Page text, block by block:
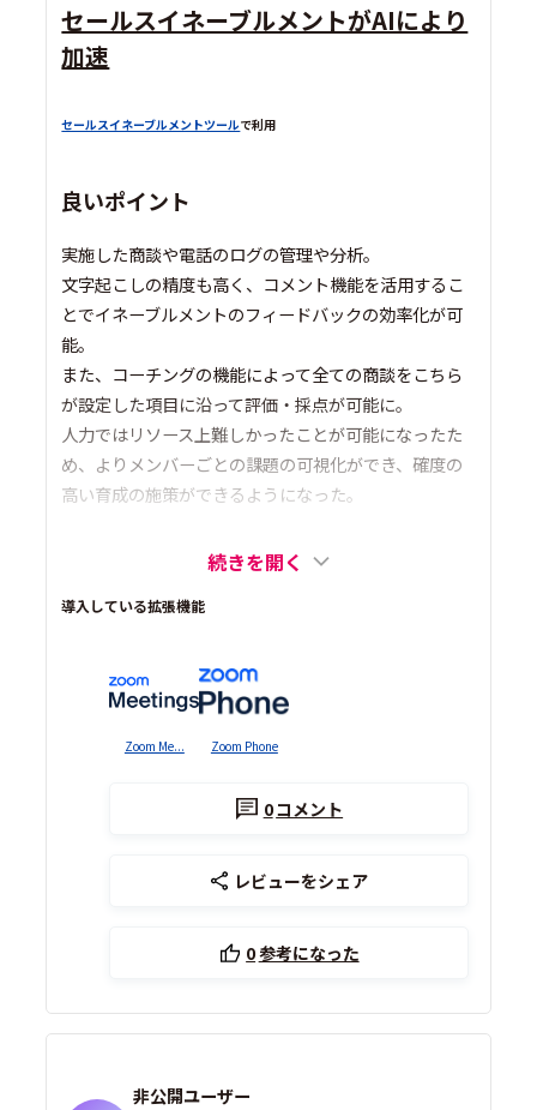
セールスイネーブルメントがAIにより
加速
セールスイネーブルメントツールで利用
良いポイント
実施した商談や電話のログの管理や分析。
文字起こしの精度も高く、コメント機能を活用するこ
とでイネーブルメントのフィードバックの効率化が可
能。
また、コーチングの機能によって全ての商談をこちら
が設定した項目に沿って評価・採点が可能に。
人力ではリソース上難しかったことが可能になったた
め、よりメンバーごとの課題の可視化ができ、確度の
高い育成の施策ができるようになった。
続きを開く
導入している拡張機能
Zoom Me... Zoom Phone
0コメント
レビューをシェア
0参考になった
非公開ユーザー